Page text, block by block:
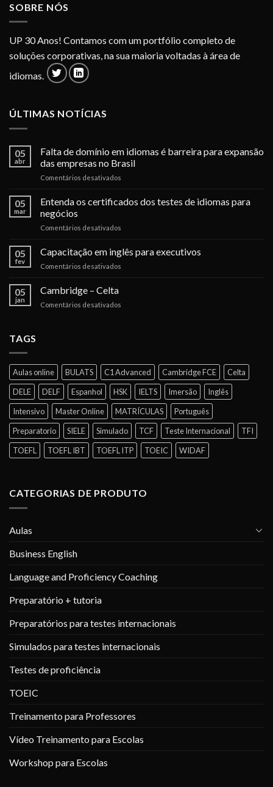
SOBRE NÓS
UP 30 Anos! Contamos com um portfólio completo de
soluções corporativas, na sua maioria voltadas à área de
idiomas.
ÚLTIMAS NOTÍCIAS
05
abr
Falta de domínio em idiomas é barreira para expansão
das empresas no Brasil
Comentários desativados
de
domínio
barreira
05
mar
Entenda os certificados dos testes de idiomas para
negócios
Comentários desativados
os
certificados
05
fev
Capacitação em inglês para executivos
Comentários desativados
05
jan
Cambridge – Celta
Comentários desativados
TAGS
Aulas online BULATS C1 Advanced Cambridge FCE
Celta
DELE
DELF Espanhol HSK IELTS Imersão
Inglês
Intensivo
Master Online MATRÍCULAS
Português
Preparatorio
SIELE Simulado TCF Teste Internacional
TFI
TOEFL
TOEFL IBT TOEFL ITP TOEIC WIDAF
CATEGORIAS DE PRODUTO
Aulas
Business English
Language and Proficiency Coaching
Preparatório + tutoria
Preparatórios para testes internacionais
Simulados para testes internacionais
Testes de proficiência
TOEIC
Treinamento para Professores
Vídeo Treinamento para Escolas
Workshop para Escolas